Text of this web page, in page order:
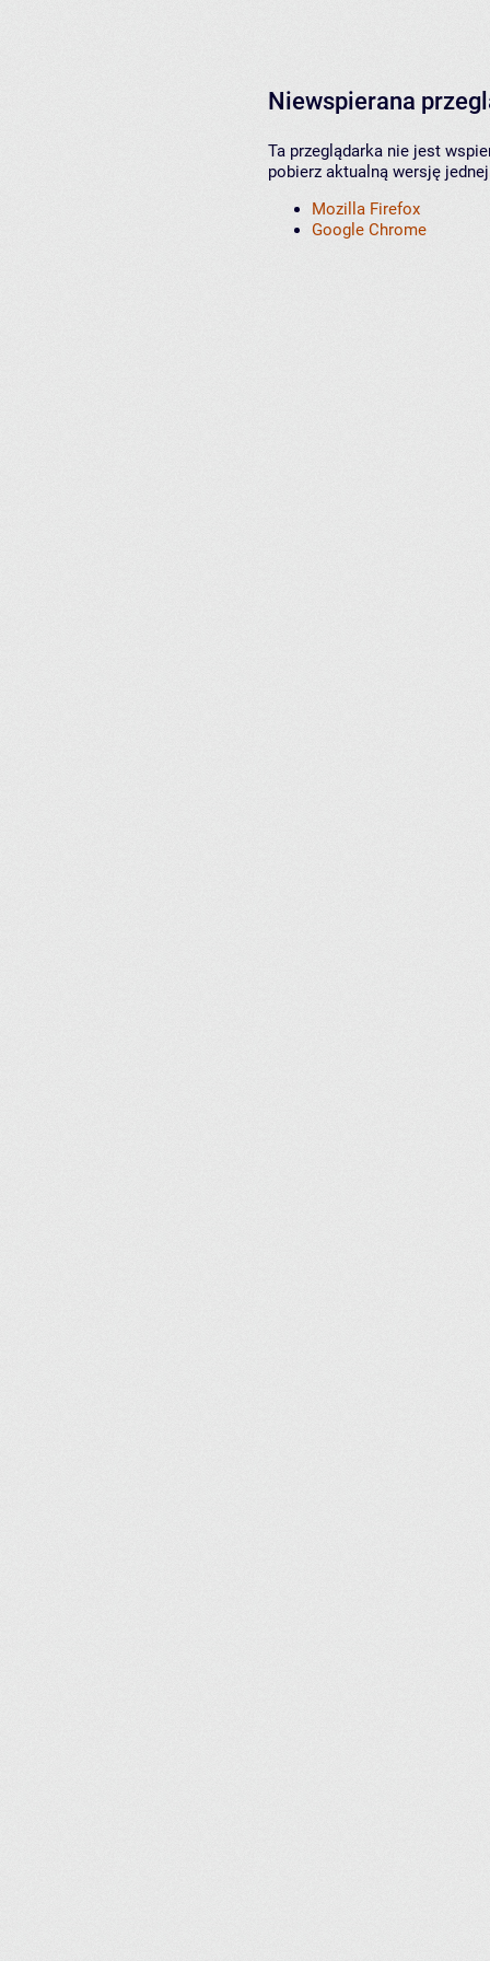
Niewspierana
Ta przeglądarka nie jest
pobierz aktualną wersję
Mozilla Firefox
Google Chrome